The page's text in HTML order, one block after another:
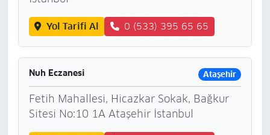
Yol Tarifi Al 0 (533) 395 65 65
Nuh Eczanesi Ataşehir
Fetih Mahallesi, Hicazkar Sokak, Bağkur
Sitesi No:10 1A Ataşehir İstanbul